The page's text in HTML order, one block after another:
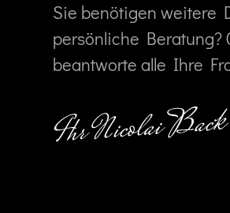
Sie benötigen weitere
persönliche Beratung?
beantworte alle Ihre